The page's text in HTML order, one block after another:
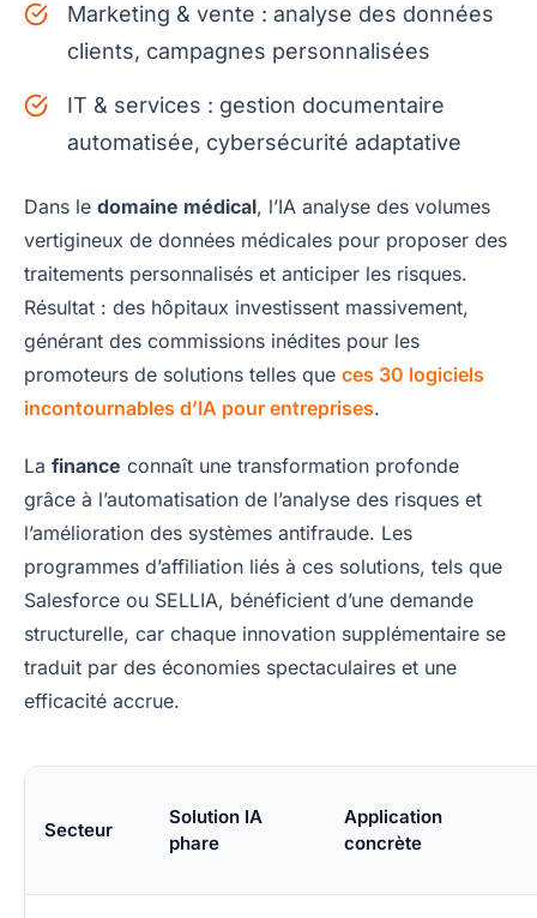
Marketing & vente : analyse des données
clients, campagnes personnalisées
IT & services : gestion documentaire
automatisée, cybersécurité adaptative
Dans le domaine médical, l’IA analyse des volumes
vertigineux de données médicales pour proposer des
traitements personnalisés et anticiper les risques.
Résultat : des hôpitaux investissent massivement,
générant des commissions inédites pour les
promoteurs de solutions telles que ces 30 logiciels
incontournables d’IA pour entreprises.
La finance connaît une transformation profonde
grâce à l’automatisation de l’analyse des risques et
l’amélioration des systèmes antifraude. Les
programmes d’affiliation liés à ces solutions, tels que
Salesforce ou SELLIA, bénéficient d’une demande
structurelle, car chaque innovation supplémentaire se
traduit par des économies spectaculaires et une
efficacité accrue.
Secteur
Solution IA
phare
Application
concrète